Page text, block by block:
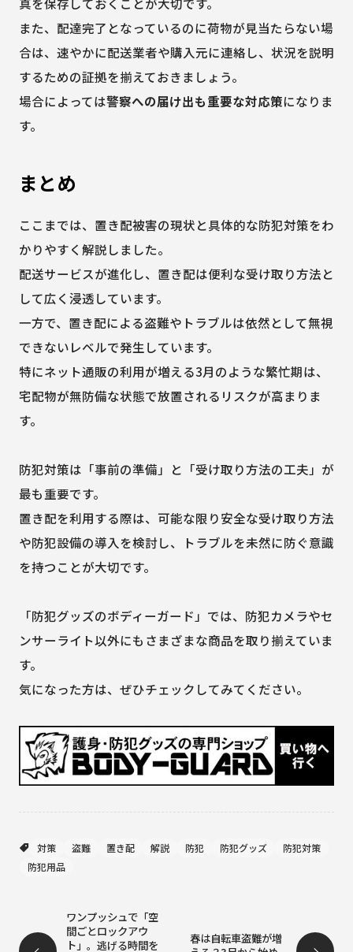
真を保存しておくことが大切です。
また、配達完了となっているのに荷物が見当たらない場
合は、速やかに配送業者や購入元に連絡し、状況を説明
するための証拠を揃えておきましょう。
場合によっては警察への届け出も重要な対応策になりま
す。
まとめ
ここまでは、置き配被害の現状と具体的な防犯対策をわ
かりやすく解説しました。
配送サービスが進化し、置き配は便利な受け取り方法と
して広く浸透しています。
一方で、置き配による盗難やトラブルは依然として無視
できないレベルで発生しています。
特にネット通販の利用が増える3月のような繁忙期は、
宅配物が無防備な状態で放置されるリスクが高まりま
す。
防犯対策は「事前の準備」と「受け取り方法の工夫」が
最も重要です。
置き配を利用する際は、可能な限り安全な受け取り方法
や防犯設備の導入を検討し、トラブルを未然に防ぐ意識
を持つことが大切です。
「防犯グッズのボディーガード」では、防犯カメラやセ
ンサーライト以外にもさまざまな商品を取り揃えていま
す。
気になった方は、ぜひチェックしてみてください。
対策 盗難 置き配 解説 防犯 防犯グッズ
防犯対策
防犯用品
ワンプッシュで「空
間ごとロックアウ
ト」。逃げる時間を
春は自転車盗難が増